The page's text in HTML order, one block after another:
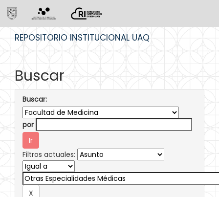
REPOSITORIO INSTITUCIONAL UAQ
Buscar
Buscar:
por
Filtros actuales: